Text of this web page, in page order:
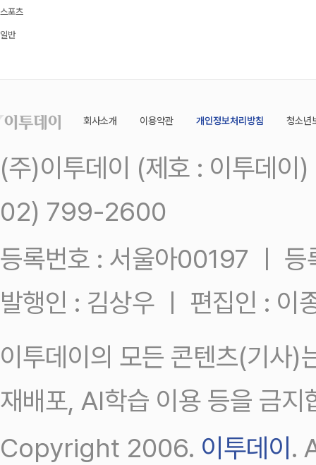
스포츠
일반
회사소개 이용약관 개인정보처리방침 청소년
(주)이투데이 (제호 : 이투데
02) 799-2600
등록번호 : 서울아00197 ㅣ
발행인 : 김상우 ㅣ 편집인 : 이
이투데이의 모든 콘텐츠(기사)
재배포, AI학습 이용 등을 금지
Copyright 2006. 이투데이 .